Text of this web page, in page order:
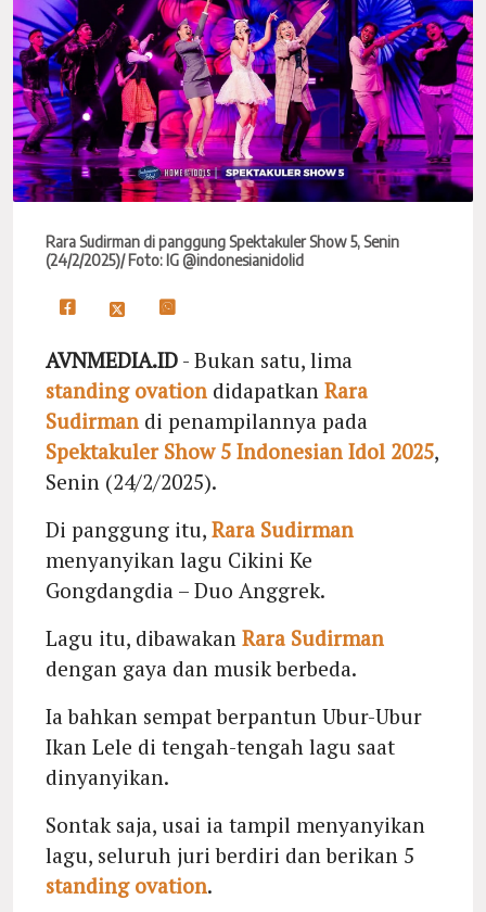
Rara Sudirman di panggung Spektakuler Show 5, Senin
(24/2/2025)/ Foto: IG @indonesianidolid
AVNMEDIA.ID - Bukan satu, lima
standing ovation didapatkan Rara
Sudirman di penampilannya pada
Spektakuler Show 5 Indonesian Idol 2025,
Senin (24/2/2025).
Di panggung itu, Rara Sudirman
menyanyikan lagu Cikini Ke
Gongdangdia – Duo Anggrek.
Lagu itu, dibawakan Rara Sudirman
dengan gaya dan musik berbeda.
Ia bahkan sempat berpantun Ubur-Ubur
Ikan Lele di tengah-tengah lagu saat
dinyanyikan.
Sontak saja, usai ia tampil menyanyikan
lagu, seluruh juri berdiri dan berikan 5
standing ovation.